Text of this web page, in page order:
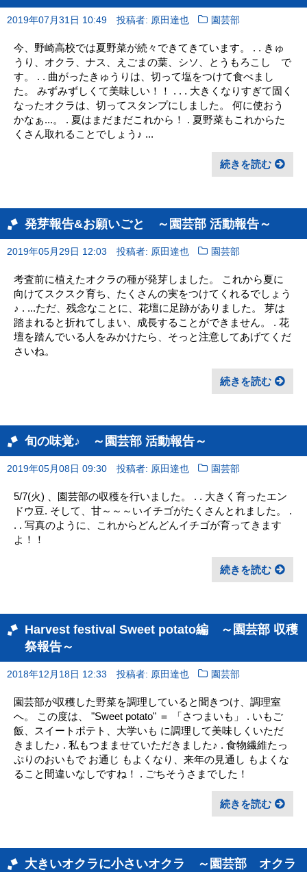
2019年07月31日 10:49 投稿者: 原田達也 園芸部
今、野崎高校では夏野菜が続々できてきています。 . . きゅ
うり、オクラ、ナス、えごまの葉、シソ、とうもろこし で
す。 . . 曲がったきゅうりは、切って塩をつけて食べまし
た。 みずみずしくて美味しい！！ . . . 大きくなりすぎて固く
なったオクラは、切ってスタンプにしました。 何に使おう
かなぁ...。 . 夏はまだまだこれから！ . 夏野菜もこれからた
くさん取れることでしょう♪ ...
続きを読む
発芽報告&お願いごと ～園芸部 活動報告～
2019年05月29日 12:03 投稿者: 原田達也 園芸部
考査前に植えたオクラの種が発芽しました。 これから夏に
向けてスクスク育ち、たくさんの実をつけてくれるでしょう
♪ . ...ただ、残念なことに、花壇に足跡がありました。 芽は
踏まれると折れてしまい、成長することができません。 . 花
壇を踏んでいる人をみかけたら、そっと注意してあげてくだ
さいね。
続きを読む
旬の味覚♪ ～園芸部 活動報告～
2019年05月08日 09:30 投稿者: 原田達也 園芸部
5/7(火) 、園芸部の収穫を行いました。 . . 大きく育ったエン
ドウ豆. そして、甘～～～いイチゴがたくさんとれました。 .
. . 写真のように、これからどんどんイチゴが育ってきます
よ！！
続きを読む
Harvest festival Sweet potato編 ～園芸部 収穫
祭報告～
2018年12月18日 12:33 投稿者: 原田達也 園芸部
園芸部が収穫した野菜を調理していると聞きつけ、調理室
へ。 この度は、 "Sweet potato" ＝ 「さつまいも」 . いもご
飯、スイートポテト、大学いも に調理して美味しくいただ
きました♪ . 私もつまませていただきました♪ . 食物繊維たっ
ぷりのおいもで お通じ もよくなり、来年の見通し もよくな
ること間違いなしですね！ . ごちそうさまでした！
続きを読む
大きいオクラに小さいオクラ ～園芸部 オクラ